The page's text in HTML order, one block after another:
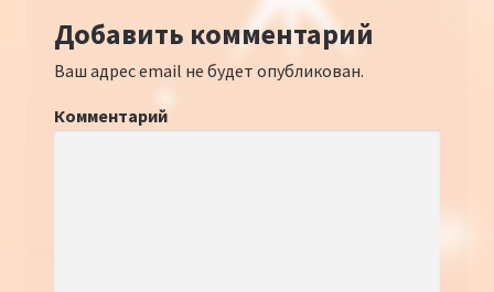
Добавить комментарий
Ваш адрес email не будет опубликован.
Комментарий